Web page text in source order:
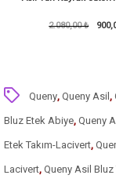
2.080,00 ₺
Queny, Queny Asil ,
Bluz Etek Abiye, Queny
Etek Takım-Lacivert,
Lacivert, Queny Asil Bluz